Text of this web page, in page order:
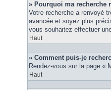
» Pourquoi ma recherche
Votre recherche a renvoyé
avancée et soyez plus
vous souhaitez effectuer
Haut
» Comment puis-je
Rendez-vous sur la page «
Haut